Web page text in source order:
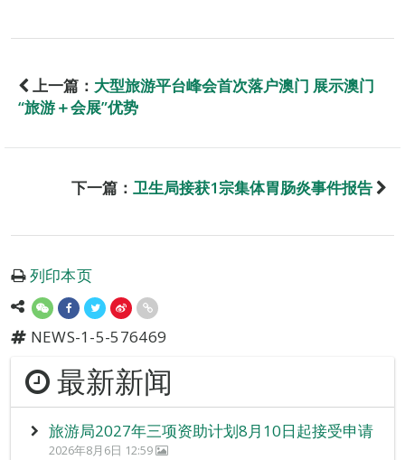
上一篇： 大型旅游平台峰会首次落户澳门 展示澳门
“旅游＋会展”优势
下一篇： 卫生局接获1宗集体胃肠炎事件报告
列印本页
NEWS-1-5-576469
最新新闻
旅游局2027年三项资助计划8月10日起接受申请
2026年8月6日 12:59